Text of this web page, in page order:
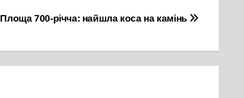
Площа 700-річча: найшла коса на камінь